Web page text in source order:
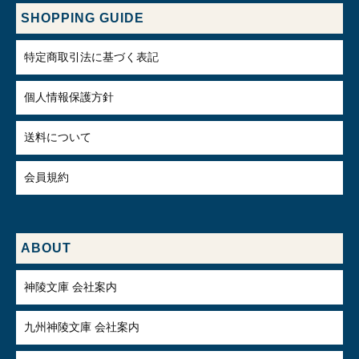
SHOPPING GUIDE
特定商取引法に基づく表記
個人情報保護方針
送料について
会員規約
ABOUT
神陵文庫 会社案内
九州神陵文庫 会社案内